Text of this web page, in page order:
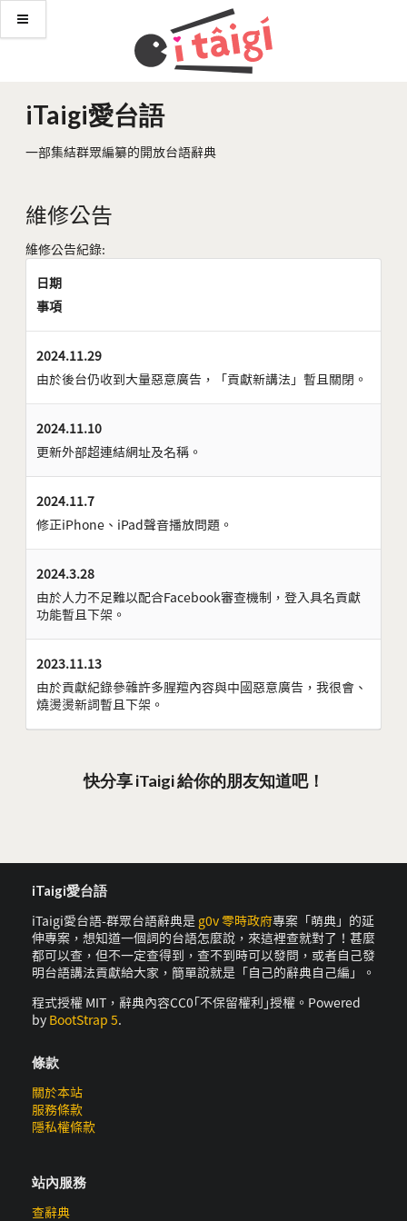
iTaigi愛台語
一部集結群眾編纂的開放台語辭典
維修公告
維修公告紀錄:
日期
事項
2024.11.29
由於後台仍收到大量惡意廣告，「貢獻新講法」暫且關閉。
2024.11.10
更新外部超連結網址及名稱。
2024.11.7
修正iPhone、iPad聲音播放問題。
2024.3.28
由於人力不足難以配合Facebook審查機制，登入具名貢獻
功能暫且下架。
2023.11.13
由於貢獻紀錄參雜許多腥羶內容與中國惡意廣告，我很會、
燒燙燙新詞暫且下架。
快分享 iTaigi 給你的朋友知道吧！
iTaigi愛台語
iTaigi愛台語-群眾台語辭典是 g0v 零時政府專案「萌典」的延
伸專案，想知道一個詞的台語怎麼說，來這裡查就對了！甚麼
都可以查，但不一定查得到，查不到時可以發問，或者自己發
明台語講法貢獻給大家，簡單說就是「自己的辭典自己編」。
程式授權 MIT，辭典內容CC0｢不保留權利｣授權。Powered
by BootStrap 5.
條款
關於本站
服務條款
隱私權條款
站內服務
查辭典